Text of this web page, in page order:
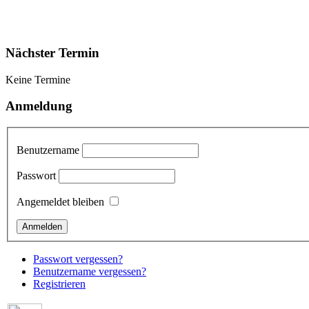
Nächster Termin
Keine Termine
Anmeldung
Benutzername
Passwort
Angemeldet bleiben
Passwort vergessen?
Benutzername vergessen?
Registrieren